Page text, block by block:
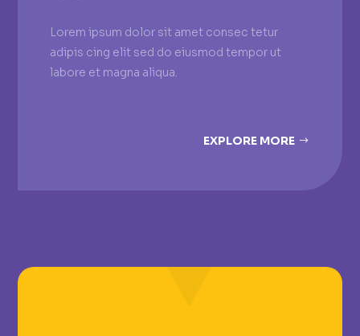
Lorem ipsum dolor sit amet consec tetur
adipis cing elit sed do eiusmod tempor ut
labore et magna aliqua.
EXPLORE MORE